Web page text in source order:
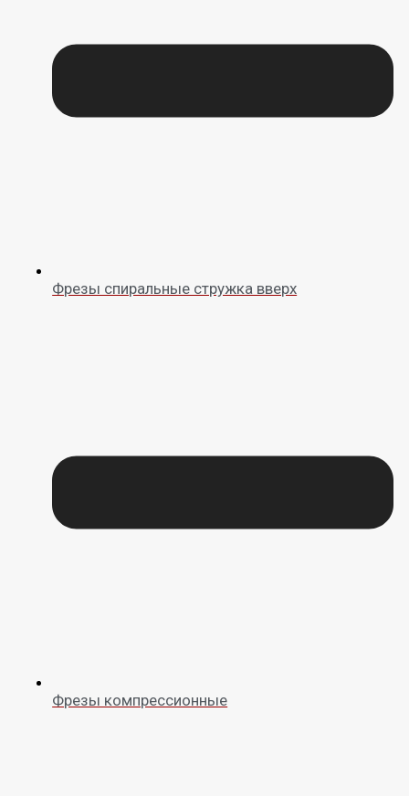
Фрезы спиральные стружка вверх
Фрезы компрессионные